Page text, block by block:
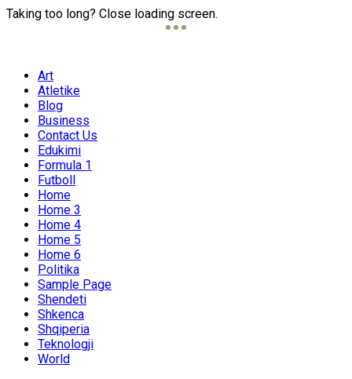
Taking too long? Close loading screen.
Art
Atletike
Blog
Business
Contact Us
Edukimi
Formula 1
Futboll
Home
Home 3
Home 4
Home 5
Home 6
Politika
Sample Page
Shendeti
Shkenca
Shqiperia
Teknologji
World